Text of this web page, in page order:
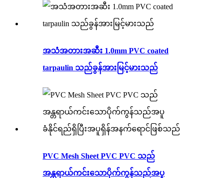
အသံအတားအဆီး 1.0mm PVC coated
tarpaulin သည်ခွန်အားမြင့်မားသည်
PVC Mesh Sheet PVC PVC သည်
အန္တရာယ်ကင်းသောပိုက်ကွန်သည်အပူ